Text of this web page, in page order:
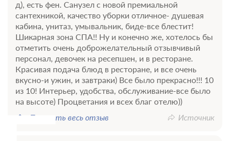
2 гостя
Моментальное подтверждение
В стоимость входит:
С завтраком, Включен завтрак
Бесплатная отмена
Требуется внесение 100% предоплаты на условиях 10%
сейчас и 90% до 19.08.2026, 14:00
9 220 Забронировать
д), есть фен. Санузел с новой премиальной
сантехникой, качество уборки отличное- душевая
кабина, унитаз, умывальник, биде-все блестит!
Шикарная зона СПА!! Ну и конечно же, хотелось бы
отметить очень доброжелательный отзывчивый
персонал, девочек на ресепшен, и в ресторане.
Красивая подача блюд в ресторане, и все очень
вкусно-и ужин, и завтраки) Все было прекрасно!!! 10
из 10! Интерьер, удобства, обслуживание-все было
на высоте) Процветания и всех благ отелю))
Показать весь отзыв
Источник